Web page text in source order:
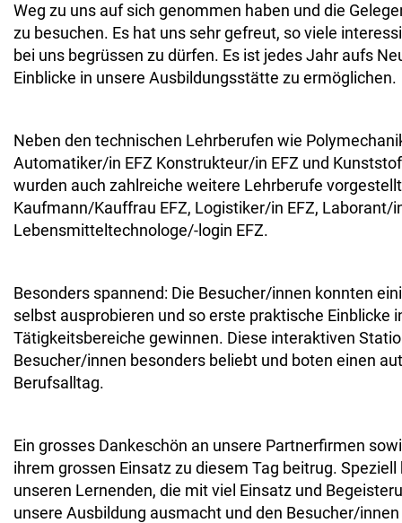
Weg zu uns auf sich genommen haben und die
zu besuchen. Es hat uns sehr gefreut, so viele
bei uns begrüssen zu dürfen. Es ist jedes Jahr aufs
Einblicke in unsere Ausbildungsstätte zu ermöglichen.
Neben den technischen Lehrberufen wie
Automatiker/in EFZ Konstrukteur/in EFZ und
wurden auch zahlreiche weitere Lehrberufe
Kaufmann/Kauffrau EFZ, Logistiker/in EFZ, Laborant/
Lebensmitteltechnologe/-login EFZ.
Besonders spannend: Die Besucher/innen konnten
selbst ausprobieren und so erste praktische Einblicke
Tätigkeitsbereiche gewinnen. Diese interaktiven
Besucher/innen besonders beliebt und boten einen
Berufsalltag.
Ein grosses Dankeschön an unsere Partnerfirmen
ihrem grossen Einsatz zu diesem Tag beitrug.
unseren Lernenden, die mit viel Einsatz und
unsere Ausbildung ausmacht und den Besucher/